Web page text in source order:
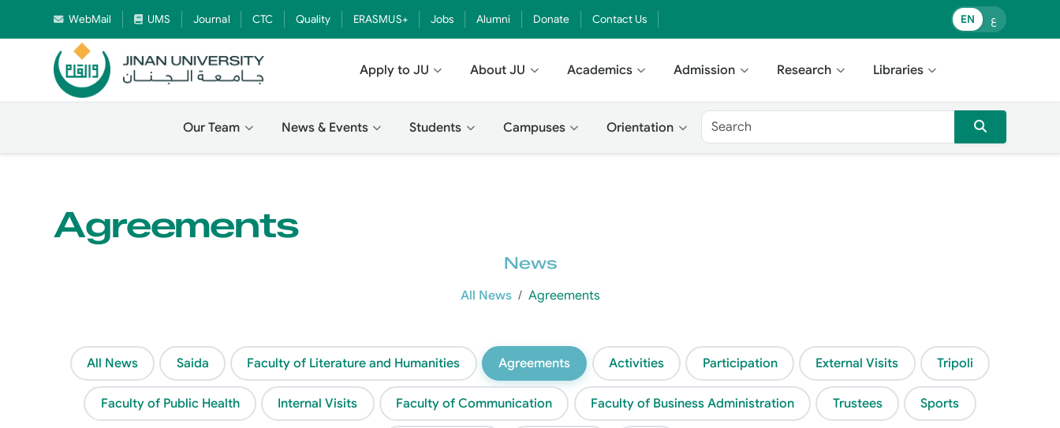
WebMail UMS Journal CTC Quality ERASMUS+ Jobs Alumni Donate Contact Us EN ع
Apply to JU About JU Academics Admission Research Libraries
Our Team News & Events Students Campuses Orientation
Agreements
News
All News Agreements
All News Saida Faculty of Literature and Humanities Agreements Activities Participation External Visits Tripoli
Faculty of Public Health Internal Visits Faculty of Communication Faculty of Business Administration Trustees Sports